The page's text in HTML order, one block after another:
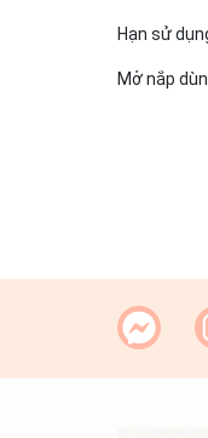
Hạn sử
Mở nắp